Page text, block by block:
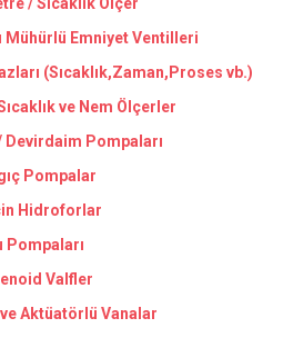
Mühürlü Emniyet Ventilleri
(Sıcaklık,Zaman,Proses vb.)
ve Nem Ölçerler
Pompaları
Pompalar
Hidroforlar
Pompaları
Valfler
Aktüatörlü Vanalar